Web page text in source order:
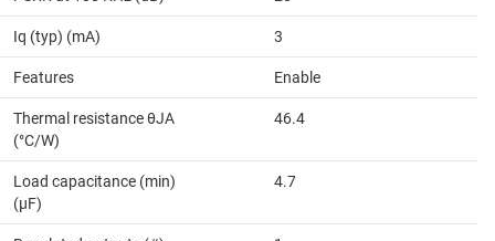
Iq (typ) (mA) 3
Features Enable
Thermal resistance θJA
(°C/W)
46.4
Load capacitance (min)
(µF)
4.7